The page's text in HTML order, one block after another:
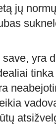
jų
yra